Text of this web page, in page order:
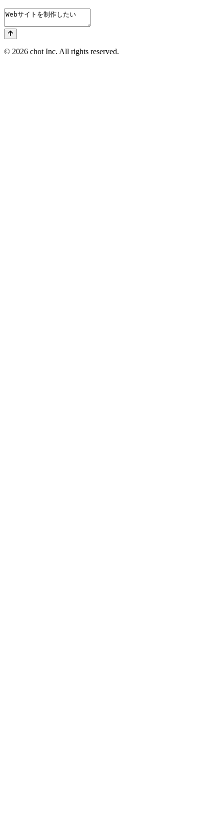
© 2026 chot Inc. All rights reserved.